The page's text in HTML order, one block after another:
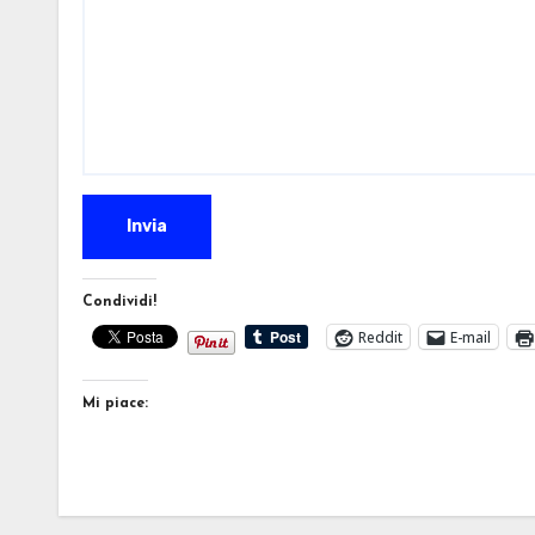
Invia
Condividi!
Reddit E-mail
Mi piace: